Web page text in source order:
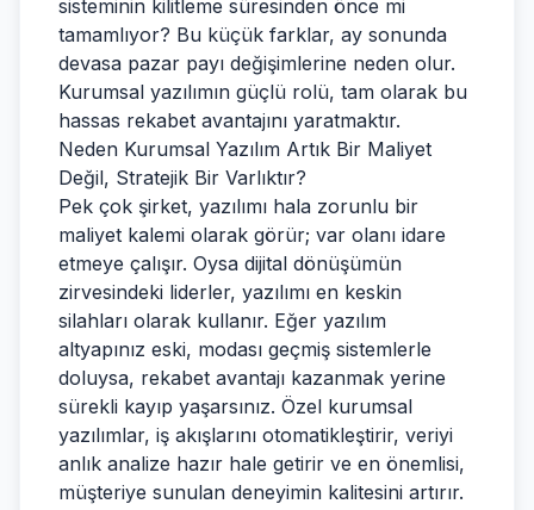
sisteminin kilitleme süresinden önce mi
tamamlıyor? Bu küçük farklar, ay sonunda
devasa pazar payı değişimlerine neden olur.
Kurumsal yazılımın güçlü rolü, tam olarak bu
hassas rekabet avantajını yaratmaktır.
Neden Kurumsal Yazılım Artık Bir Maliyet
Değil, Stratejik Bir Varlıktır?
Pek çok şirket, yazılımı hala zorunlu bir
maliyet kalemi olarak görür; var olanı idare
etmeye çalışır. Oysa dijital dönüşümün
zirvesindeki liderler, yazılımı en keskin
silahları olarak kullanır. Eğer yazılım
altyapınız eski, modası geçmiş sistemlerle
doluysa, rekabet avantajı kazanmak yerine
sürekli kayıp yaşarsınız. Özel kurumsal
yazılımlar, iş akışlarını otomatikleştirir, veriyi
anlık analize hazır hale getirir ve en önemlisi,
müşteriye sunulan deneyimin kalitesini artırır.